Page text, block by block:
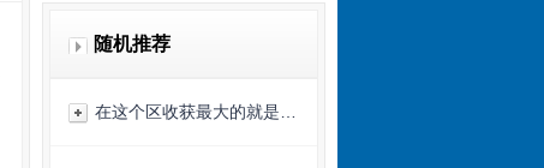
随机推荐
在这个区收获最大的就是…